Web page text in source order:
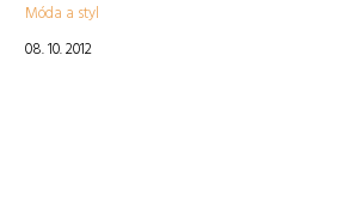
Móda a styl
08. 10. 2012